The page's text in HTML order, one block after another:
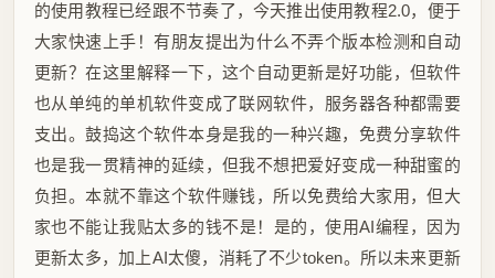
的使用教程已经跟不节奏了，今天推出使用教程2.0，便于
大家快速上手！有朋友提出为什么不弄个版本检测和自动
更新？在这里解释一下，这个自动更新是好功能，但软件
也从单纯的单机软件变成了联网软件，服务器各种都需要
支出。鼓捣这个软件本身是我的一种兴趣，免费分享软件
也是我一贯精神的延续，但我不想把爱好变成一种甜蜜的
负担。本就不靠这个软件赚钱，所以免费给大家用，但大
家也不能让我贴太多的钱不是！是的，使用AI编程，因为
更新太多，加上AI太傻，消耗了不少token。所以未来更新